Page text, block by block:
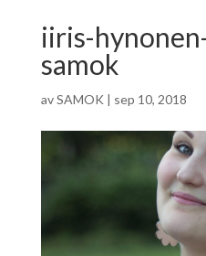
iiris-
samok
avSAMOK | sep 10, 2018